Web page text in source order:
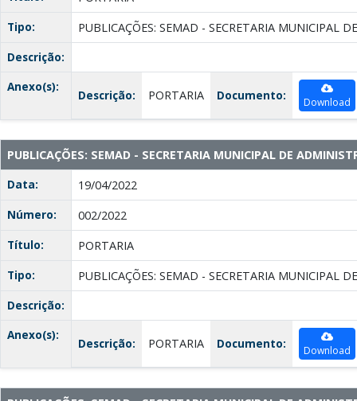
Tipo:
PUBLICAÇÕES: SEMAD - SECRETARIA MUNICIPAL
Descrição:
Anexo(s):
Descrição: PORTARIA Documento: Download
PUBLICAÇÕES: SEMAD - SECRETARIA MUNICIPAL DE
Data:
19/04/2022
Número:
002/2022
Título:
PORTARIA
Tipo:
PUBLICAÇÕES: SEMAD - SECRETARIA MUNICIPAL
Descrição:
Anexo(s):
Descrição: PORTARIA Documento: Download